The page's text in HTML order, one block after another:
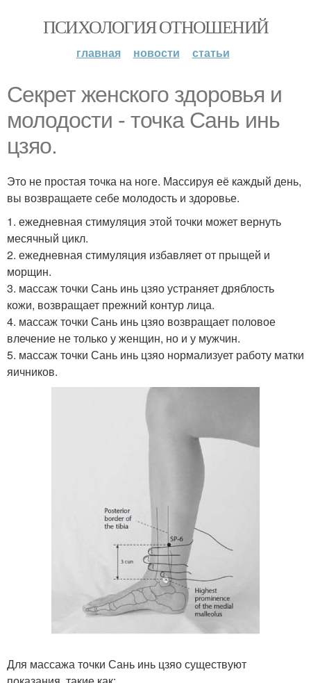
ПСИХОЛОГИЯ ОТНОШЕНИЙ
главная новости статьи
Секрет женского здоровья и
молодости - точка Сань инь
цзяо.
Это не простая точка на ноге. Массируя её каждый день,
вы возвращаете себе молодость и здоровье.
1. ежедневная стимуляция этой точки может вернуть
месячный цикл.
2. ежедневная стимуляция избавляет от прыщей и
морщин.
3. массаж точки Сань инь цзяо устраняет дряблость
кожи, возвращает прежний контур лица.
4. массаж точки Сань инь цзяо возвращает половое
влечение не только у женщин, но и у мужчин.
5. массаж точки Сань инь цзяо нормализует работу матки
яичников.
Для массажа точки Сань инь цзяо существуют